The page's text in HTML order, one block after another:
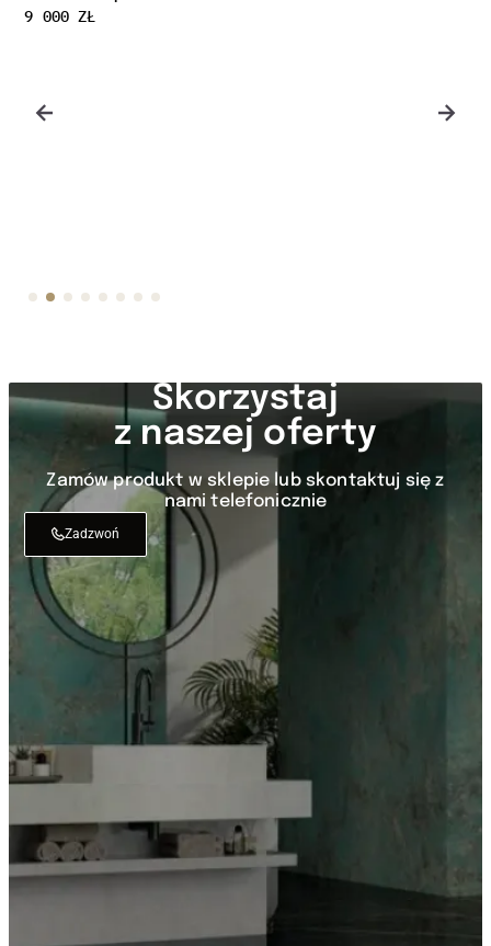
Skorzystaj
z naszej oferty
Zamów produkt w sklepie lub skontaktuj się z
nami telefonicznie
Zadzwoń